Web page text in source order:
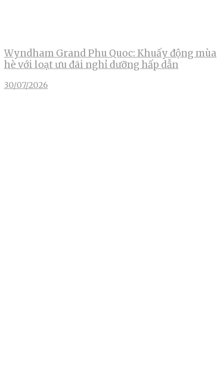
Wyndham Grand Phu Quoc: Khuấy động mùa
hè với loạt ưu đãi nghỉ dưỡng hấp dẫn
30/07/2026